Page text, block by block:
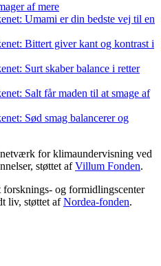
af mere
Umami er din bedste vej til en
Bittert giver kant og kontrast i
Surt skaber balance i retter
Salt får maden til at smage af
Sød smag balancerer og
for klimaundervisning ved
støttet afVillum Fonden.
og formidlingscenter
liv, støttet afNordea-fonden.